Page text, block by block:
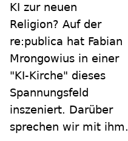
KI zur neuen
Religion? Auf der
re:publica hat Fabian
Mrongowius in einer
"KI-Kirche" dieses
Spannungsfeld
inszeniert. Darüber
sprechen wir mit ihm.